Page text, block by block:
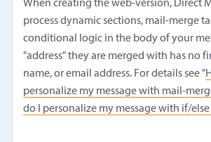
When creating the web-version, Direct
process dynamic sections, mail-merge
conditional logic in the body of your
"address" they are merged with has no
name, or email address. For details see "
personalize my message with mail-
do I personalize my message with if/